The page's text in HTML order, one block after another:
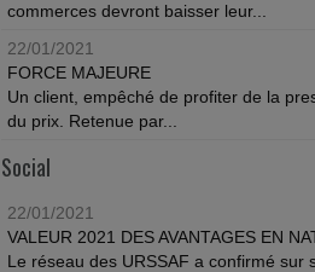
commerces devront baisser leur...
22/01/2021
FORCE MAJEURE
Un client, empêché de profiter de la
du prix. Retenue par...
Social
22/01/2021
VALEUR 2021 DES AVANTAGES EN
Le réseau des URSSAF a confirmé